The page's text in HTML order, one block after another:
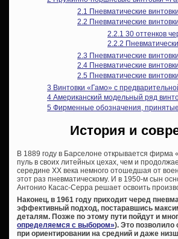
2.1 Пневматические
2.2 Пневматические
2.2.1 30 оттенков
2.2.2
2.3 Пневматические
2.4 Пневматические
2.5 Пневматические
3 Винтовки «Гамо» с
4 Американский модельный ряд
5 Фирменные обозначения,
История и
В 1889 году в Барселоне открывается
пуль в своих литейных цехах, чем и
середине XX века немного отошедшая от
этот раз пневматическому. И в 1950-м сын
Антонио Касас-Серра решает освоить
Наконец, в 1961 году приходит черед
эффективный подход, постаравшись
деталям. Позже по этому пути пойдут и
определяемся с выбором»). Это позволило
при ориентировании на средний и даже